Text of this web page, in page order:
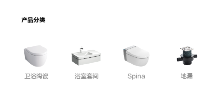
产品分类
卫浴陶瓷 浴室套间 Spina 地漏